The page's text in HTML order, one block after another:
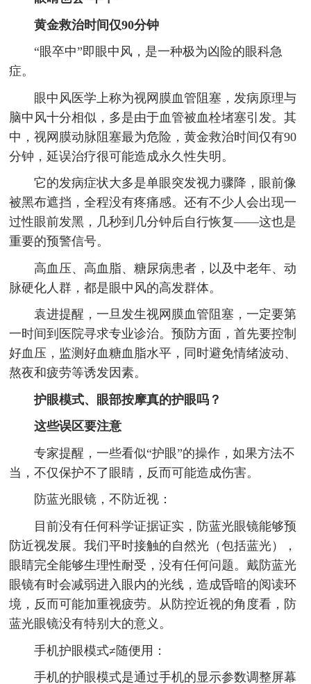
黄金救治时间仅90分钟
“眼卒中”即眼中风，是一种极为凶险的眼科急
症。
眼中风医学上称为视网膜血管阻塞，发病原理与
脑中风十分相似，多是由于血管被血栓堵塞引发。其
中，视网膜动脉阻塞最为危险，黄金救治时间仅有90
分钟，延误治疗很可能造成永久性失明。
它的发病症状大多是单眼突发视力骤降，眼前像
被黑布遮挡，全程没有疼痛感。还有不少人会出现一
过性眼前发黑，几秒到几分钟后自行恢复——这也是
重要的预警信号。
高血压、高血脂、糖尿病患者，以及中老年、动
脉硬化人群，都是眼中风的高发群体。
袁进提醒，一旦发生视网膜血管阻塞，一定要第
一时间到医院寻求专业诊治。预防方面，首先要控制
好血压，监测好血糖血脂水平，同时避免情绪波动、
熬夜和疲劳等诱发因素。
护眼模式、眼部按摩真的护眼吗？
这些误区要注意
专家提醒，一些看似“护眼”的操作，如果方法不
当，不仅保护不了眼睛，反而可能造成伤害。
防蓝光眼镜，不防近视：
目前没有任何科学证据证实，防蓝光眼镜能够预
防近视发展。我们平时接触的自然光（包括蓝光），
眼睛完全能够生理性耐受，没有任何问题。戴防蓝光
眼镜有时会减弱进入眼内的光线，造成昏暗的阅读环
境，反而可能加重视疲劳。从防控近视的角度看，防
蓝光眼镜没有特别大的意义。
手机护眼模式≠随便用：
手机的护眼模式是通过手机的显示参数调整屏幕